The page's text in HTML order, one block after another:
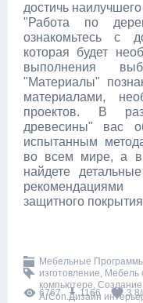
достичь
"Работа по
ознакомьтесь с
которая будет
выполнения
"Материалы"
материалами,
проектов. В
древесины" вас
испытанным
во всем мире, а в
найдете
защитного
Мебельные
изготовление, Мебель
компьютере,
ArCon.Дизайн
6767 1166 3.8/